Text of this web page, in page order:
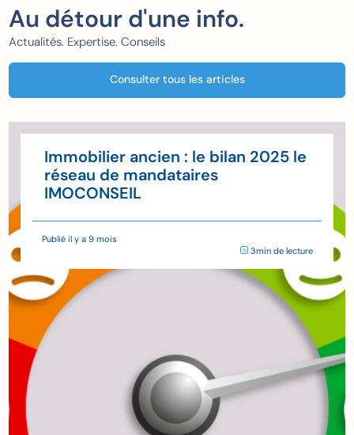
Au détour d'une info.
Actualités. Expertise. Conseils
Consulter tous les articles
Immobilier ancien : le bilan 2025 le
réseau de mandataires
IMOCONSEIL
Publié il y a 9 mois
3min de lecture